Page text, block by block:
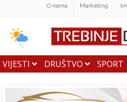
O nama Marketing
VIJESTI DRUŠTVO SPORT